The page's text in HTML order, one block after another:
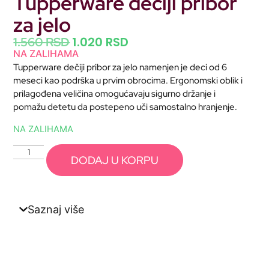
za jelo
1.560RSD1.020 RSD
NA ZALIHAMA
Tupperware dečiji pribor za jelo namenjen je deci od 6
meseci kao podrška u prvim obrocima. Ergonomski oblik i
prilagođena veličina omogućavaju sigurno držanje i
pomažu detetu da postepeno uči samostalno hranjenje.
NA ZALIHAMA
DODAJ U KORPU
Saznaj više